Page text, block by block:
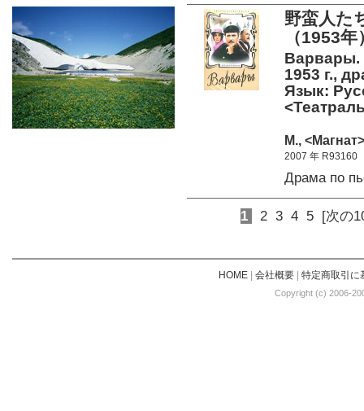
野蛮人た
（1953
Варвары.
1953 г.,
Язык:
М.,
2007 年 R93160
Драма по
1 2 3 4 5 [次の
HOME| 会社概要| 特定商取引に
Copyright (c) 2006-